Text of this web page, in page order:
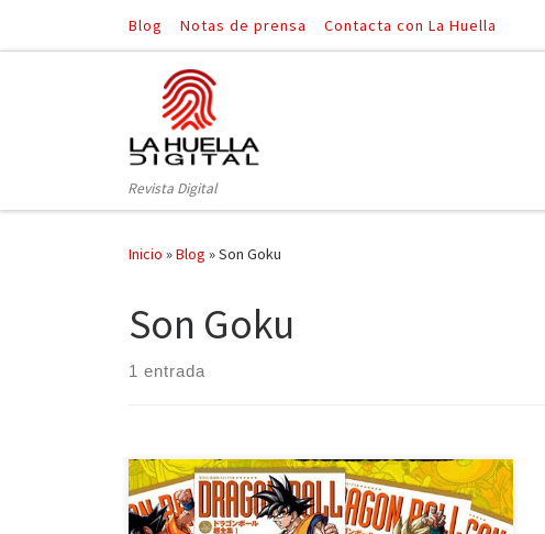
Saltar al contenido
Blog Notas de prensa Contacta con La Huella
Revista Digital
Inicio »Blog »Son Goku
Son Goku
1 entrada
“¡Vamos con afán! ¡Todos a la vez!” Seguro que